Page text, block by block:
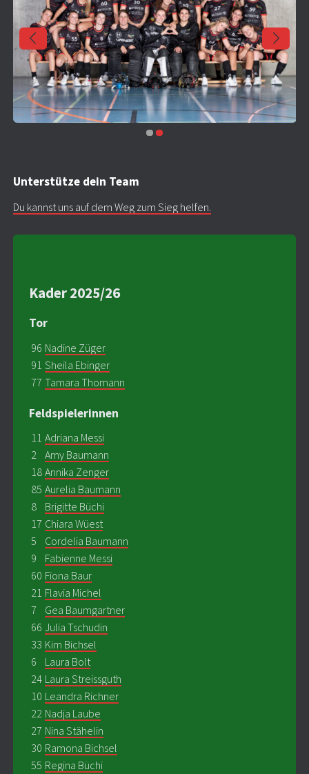
Unterstütze dein Team
Du kannst uns auf dem Weg zum Sieg helfen.
Kader 2025/26
Tor
96 Nadine Züger
91 Sheila Ebinger
77 Tamara Thomann
Feldspielerinnen
11 Adriana Messi
2
Amy Baumann
18 Annika Zenger
85 Aurelia Baumann
8
Brigitte Büchi
17 Chiara Wüest
5
Cordelia Baumann
9
Fabienne Messi
60 Fiona Baur
21 Flavia Michel
7
Gea Baumgartner
66 Julia Tschudin
33 Kim Bichsel
6
Laura Bolt
24 Laura Streissguth
10 Leandra Richner
22 Nadja Laube
27 Nina Stähelin
30 Ramona Bichsel
55 Regina Büchi